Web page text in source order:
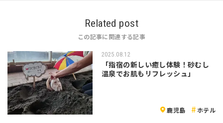
Related post
この記事に関連する記事
2025.08.12
「指宿の新しい癒し体験！砂むし
温泉でお肌もリフレッシュ」
鹿児島 ホテル